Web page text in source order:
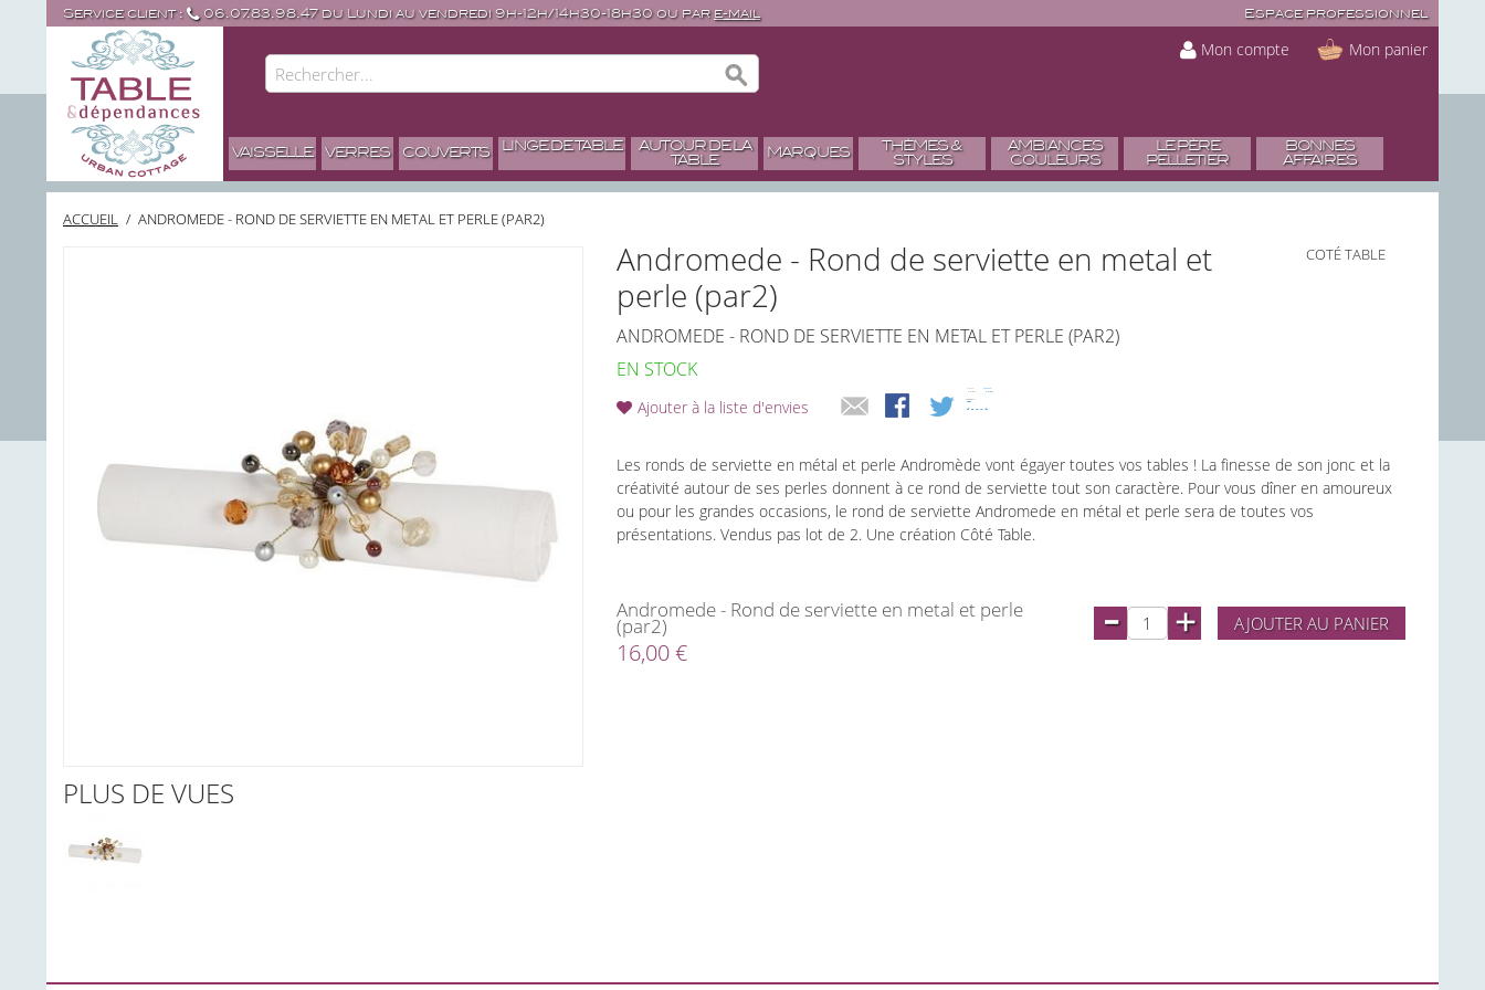
Service client : 06.07.83.98.47 du Lundi au vendredi 9h-12h/14h30-18h30 ou par e-mail Espace professionnel
Mon compte Mon panier
VAISSELLE VERRES COUVERTS LINGE DE TABLE
AUTOUR DE LA
TABLE
MARQUES
THÈMES &
STYLES
AMBIANCES
COULEURS
LE PÈRE
PELLETIER
BONNES
AFFAIRES
ACCUEIL / ANDROMEDE - ROND DE SERVIETTE EN METAL ET PERLE (PAR2)
PLUS DE VUES
Andromede - Rond de serviette en metal et
perle (par2)
ANDROMEDE - ROND DE SERVIETTE EN METAL ET PERLE (PAR2)
COTÉ TABLE
EN STOCK
Ajouter à la liste d'envies
Les ronds de serviette en métal et perle Andromède vont égayer toutes vos tables ! La finesse de son jonc et la
créativité autour de ses perles donnent à ce rond de serviette tout son caractère. Pour vous dîner en amoureux
ou pour les grandes occasions, le rond de serviette Andromede en métal et perle sera de toutes vos
présentations. Vendus pas lot de 2. Une création Côté Table.
Andromede - Rond de serviette en metal et perle
(par2) AJOUTER AU PANIER
- +
16,00 €